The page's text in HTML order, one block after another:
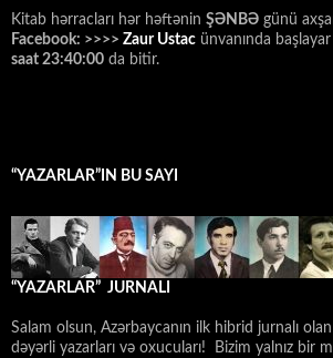
Kitab hərracları hər həftənin ŞƏNBƏ günü
Facebook: >>>> Zaur Ustac ünvanında
saat 23:40:00 da bitir.
“YAZARLAR”IN BU SAYI
“YAZARLAR” JURNALI
Salam olsun, Azərbaycanın ilk hibrid jurnalı olan
dəyərli yazarları və oxucuları! Bizim yalnız bir